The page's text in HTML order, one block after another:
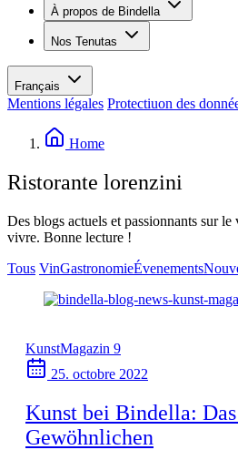
Postes vacants
Apprenants
Vos avantages
Valeurs
Personne de contact
À propos de Bindella
Vue d’ensemble
Histoire
Médias
Les Moby Dicks
Contacts
Durabilité
Nos Tenutas
Tenuta Vergaia
Français
Mentions légales Protectiuon des
Home
Ristorante lorenzini
Des blogs actuels et passionnants sur
vivre. Bonne lecture !
Tous VinGastronomieÉvenements
KunstMagazin 9
25. octobre 2022
Kunst bei Bindella:
Gewöhnlichen